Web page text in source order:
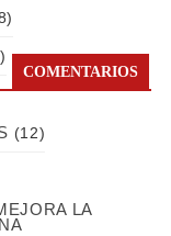
(12)
COMENTARIOS
LA